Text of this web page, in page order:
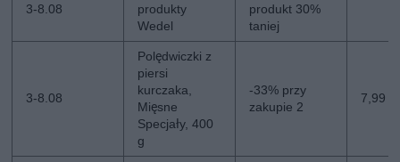
3-8.08
produkty
Wedel
produkt 30%
taniej
3-8.08
Polędwiczki z
piersi
kurczaka,
Mięsne
Specjały, 400
g
-33% przy
zakupie 2
7,99